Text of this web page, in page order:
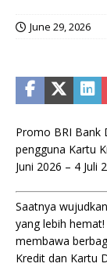
June 29, 2026
Promo BRI Bank
pengguna Kartu
Juni 2026 – 4 Juli
Saatnya
yang lebih
membawa
Kredit dan Kartu